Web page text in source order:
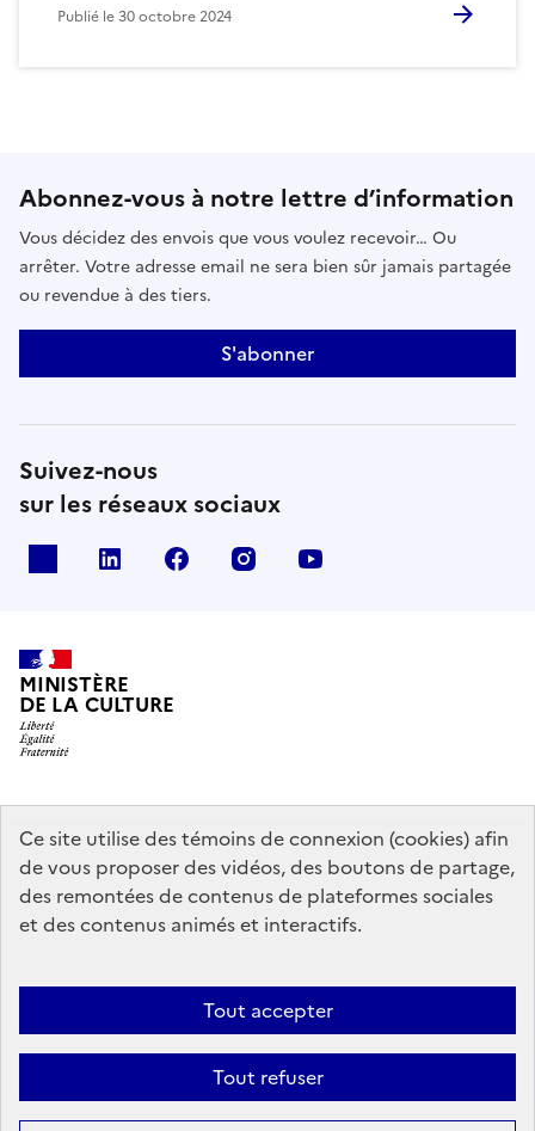
Ce site utilise des témoins de connexion (cookies) afin
de vous proposer des vidéos, des boutons de partage,
des remontées de contenus de plateformes sociales
et des contenus animés et interactifs.
Tout accepter
Tout refuser
Publié le30 octobre 2024
Abonnez-vous à notre lettre d’information
Vous décidez des envois que vous voulez recevoir… Ou
arrêter. Votre adresse email ne sera bien sûr jamais partagée
ou revendue à des tiers.
S'abonner
Suivez-nous
sur les réseaux sociaux
linkedin facebook instagram
MINISTÈRE
DE LA CULTURE
data.gouv.fr legifrance.gouv.fr
info.gouv.fr
service-public.gouv.fr
Mentions légales Accessibilité : partiellement conforme
Politique
d’utilisation des témoins de connexion (cookies)
Plan du site